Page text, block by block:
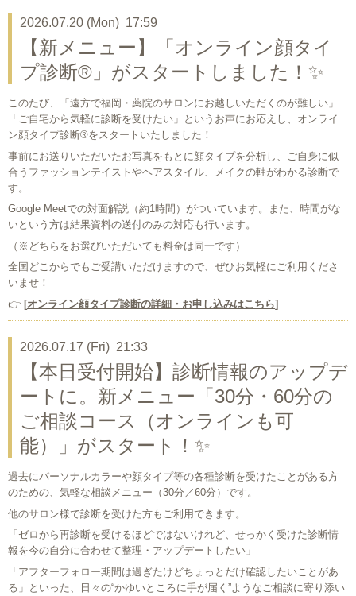
2026.07.20 (Mon) 17:59
【新メニュー】「オンライン顔タイ
プ診断®」がスタートしました！✨
このたび、「遠方で福岡・薬院のサロンにお越しいただくのが難しい」
「ご自宅から気軽に診断を受けたい」というお声にお応えし、オンライ
ン顔タイプ診断®をスタートいたしました！
事前にお送りいただいたお写真をもとに顔タイプを分析し、ご自身に似
合うファッションテイストやヘアスタイル、メイクの軸がわかる診断で
す。
Google Meetでの対面解説（約1時間）がついています。また、時間がな
いという方は結果資料の送付のみの対応も行います。
（※どちらをお選びいただいても料金は同一です）
全国どこからでもご受講いただけますので、ぜひお気軽にご利用くださ
いませ！
👉 [オンライン顔タイプ診断の詳細・お申し込みはこちら]
2026.07.17 (Fri) 21:33
【本日受付開始】診断情報のアップデ
ートに。新メニュー「30分・60分の
ご相談コース（オンラインも可
能）」がスタート！✨
過去にパーソナルカラーや顔タイプ等の各種診断を受けたことがある方
のための、気軽な相談メニュー（30分／60分）です。
他のサロン様で診断を受けた方もご利用できます。
「ゼロから再診断を受けるほどではないけれど、せっかく受けた診断情
報を今の自分に合わせて整理・アップデートしたい」
「アフターフォロー期間は過ぎたけどちょっとだけ確認したいことがあ
る」といった、日々の“かゆいところに手が届く”ようなご相談に寄り添い